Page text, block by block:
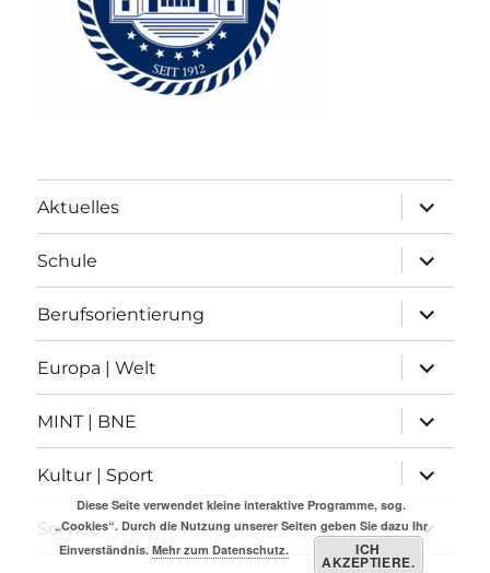
Aktuelles
anzeigen
Schule
anzeigen
Berufsorientierung
anzeigen
Europa | Welt
anzeigen
MINT | BNE
anzeigen
Kultur | Sport
anzeigen
Service
anzeigen
Diese Seite verwendet kleine interaktive Programme, sog.
„Cookies“. Durch die Nutzung unserer Seiten geben Sie dazu Ihr
Einverständnis. Mehr zum Datenschutz. ICH
AKZEPTIERE.